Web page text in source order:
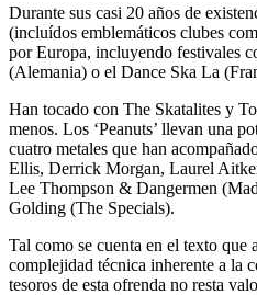
Durante sus casi 20 años de
(incluídos emblemáticos clubes
por Europa, incluyendo festivales
(Alemania) o el Dance Ska La
Han tocado con The Skatalites y
menos. Los ‘Peanuts’ llevan una
cuatro metales que han
Ellis, Derrick Morgan, Laurel
Lee Thompson & Dangermen
Golding (The Specials).
Tal como se cuenta en el texto que
complejidad técnica inherente a la
tesoros de esta ofrenda no resta